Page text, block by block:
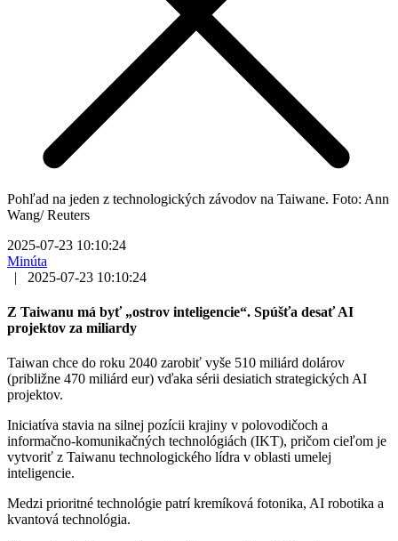
Pohľad na jeden z technologických závodov na Taiwane. Foto: Ann
Wang/ Reuters
2025-07-23 10:10:24
Minúta
|
2025-07-23 10:10:24
Z Taiwanu má byť „ostrov inteligencie“. Spúšťa desať AI
projektov za miliardy
Taiwan chce do roku 2040 zarobiť vyše 510 miliárd dolárov
(približne 470 miliárd eur) vďaka sérii desiatich strategických AI
projektov.
Iniciatíva stavia na silnej pozícii krajiny v polovodičoch a
informačno-komunikačných technológiách (IKT), pričom cieľom je
vytvoriť z Taiwanu technologického lídra v oblasti umelej
inteligencie.
Medzi prioritné technológie patrí kremíková fotonika, AI robotika a
kvantová technológia.